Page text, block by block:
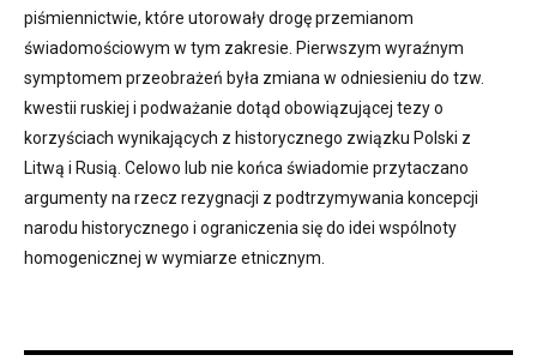
piśmiennictwie, które utorowały drogę przemianom
świadomościowym w tym zakresie. Pierwszym wyraźnym
symptomem przeobrażeń była zmiana w odniesieniu do tzw.
kwestii ruskiej i podważanie dotąd obowiązującej tezy o
korzyściach wynikających z historycznego związku Polski z
Litwą i Rusią. Celowo lub nie końca świadomie przytaczano
argumenty na rzecz rezygnacji z podtrzymywania koncepcji
narodu historycznego i ograniczenia się do idei wspólnoty
homogenicznej w wymiarze etnicznym.